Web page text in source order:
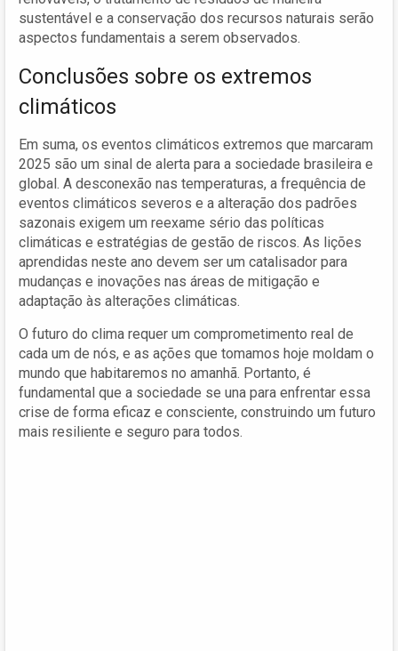
sustentável e a conservação dos recursos naturais serão
aspectos fundamentais a serem observados.
Conclusões sobre os extremos
climáticos
Em suma, os eventos climáticos extremos que marcaram
2025 são um sinal de alerta para a sociedade brasileira e
global. A desconexão nas temperaturas, a frequência de
eventos climáticos severos e a alteração dos padrões
sazonais exigem um reexame sério das políticas
climáticas e estratégias de gestão de riscos. As lições
aprendidas neste ano devem ser um catalisador para
mudanças e inovações nas áreas de mitigação e
adaptação às alterações climáticas.
O futuro do clima requer um comprometimento real de
cada um de nós, e as ações que tomamos hoje moldam o
mundo que habitaremos no amanhã. Portanto, é
fundamental que a sociedade se una para enfrentar essa
crise de forma eficaz e consciente, construindo um futuro
mais resiliente e seguro para todos.